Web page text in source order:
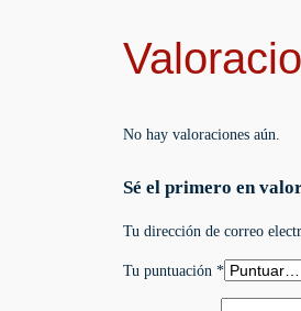
No hay valoraciones aún.
Sé el primero en
Tu dirección de correo
Tu puntuación *